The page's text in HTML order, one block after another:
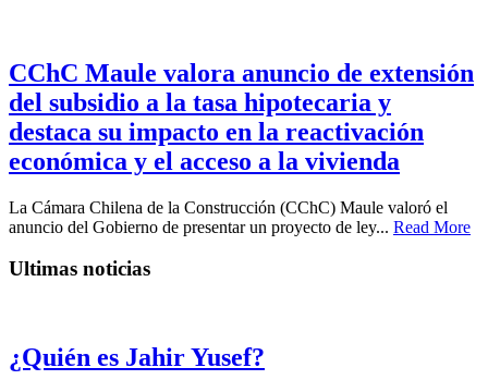
CChC Maule valora anuncio de extensión
del subsidio a la tasa hipotecaria y
destaca su impacto en la reactivación
económica y el acceso a la vivienda
La Cámara Chilena de la Construcción (CChC) Maule valoró el
anuncio del Gobierno de presentar un proyecto de ley... Read More
Ultimas noticias
¿Quién es Jahir Yusef?